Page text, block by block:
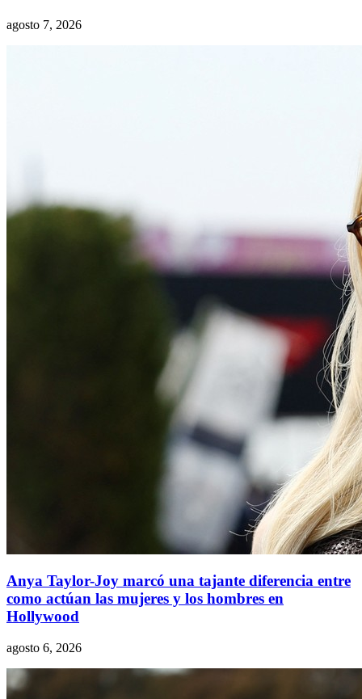
agosto 7, 2026
Anya Taylor-Joy marcó una tajante diferencia entre
como actúan las mujeres y los hombres en
Hollywood
agosto 6, 2026